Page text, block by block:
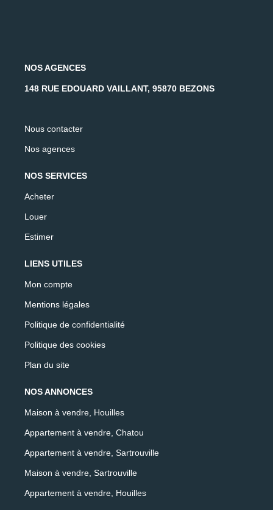
NOS AGENCES
148 RUE EDOUARD VAILLANT, 95870 BEZONS
Nous contacter
Nos agences
NOS SERVICES
Acheter
Louer
Estimer
LIENS UTILES
Mon compte
Mentions légales
Politique de confidentialité
Politique des cookies
Plan du site
NOS ANNONCES
Maison à vendre, Houilles
Appartement à vendre, Chatou
Appartement à vendre, Sartrouville
Maison à vendre, Sartrouville
Appartement à vendre, Houilles